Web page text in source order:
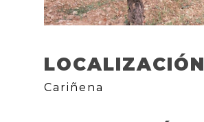
LOCALIZACIÓN
Cariñena